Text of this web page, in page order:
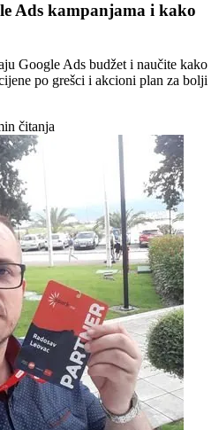
Ads kampanjama i kako
Google Ads budžet i naučite kako
po grešci i akcioni plan za bolji
čitanja